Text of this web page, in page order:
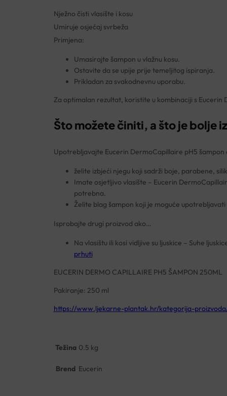
Nježno čisti vlasište i kosu
Umiruje osjećaj svrbeža
Primjena:
Umasirajte šampon u vlažnu kosu.
Ostavite da se upije prije temeljitog ispiranja.
Prikladan za svakodnevnu uporabu.
Za optimalan rezultat, koristite u kombinaciji s
Što možete činiti, a što je bolje
Upotrebljavajte Eucerin DermoCapillaire pH5 šampon
želite izbjeći njegu koji sadrži boje, parabene,
Imate osjetljivo vlasište – Eucerin
potrebna.
Želite blag šampon koji je moguće
Isprobajte drugi proizvod ako…
Na vlasištu ili kosi vidljive su ljuskice – Suhe
prhuti
EUCERIN DERMO CAPILLAIRE PH5 ŠAMPON 250ML
Pakiranje: 250 ml
https://www.ljekarne-plantak.hr/kategorija-
Težina 0.5 kg
Brend Eucerin